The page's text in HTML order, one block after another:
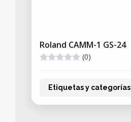
Roland CAMM-1 GS-24
(0)
Etiquetas y categorías